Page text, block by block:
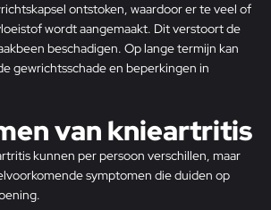
ontstoken, waardoor er te veel of
wordt aangemaakt. Dit verstoort de
beschadigen. Op lange termijn kan
gewrichtsschade en beperkingen in
van knieartritis
kunnen per persoon verschillen, maar
symptomen die duiden op